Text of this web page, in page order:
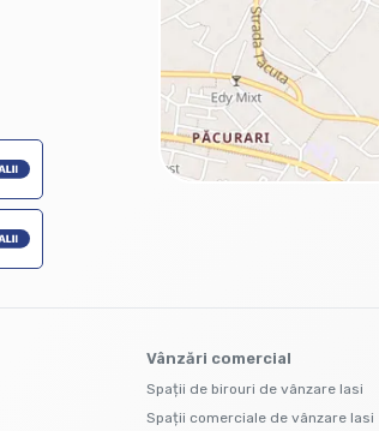
Vânzări comercial
Spații de birouri de vânzare Iasi
Spații comerciale de vânzare Iasi